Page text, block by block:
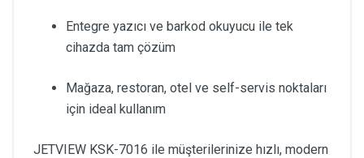
Entegre yazıcı ve barkod okuyucu ile tek
cihazda tam çözüm
Mağaza, restoran, otel ve self-servis noktaları
için ideal kullanım
JETVIEW KSK-7016 ile müşterilerinize hızlı, modern